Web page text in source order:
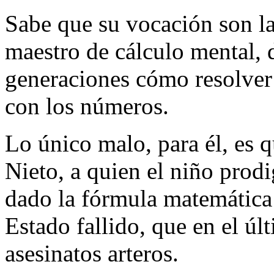
Sabe que su vocación son
maestro de cálculo mental,
generaciones cómo
con los números.
Lo único malo, para él, es
Nieto, a quien el niño
dado la fórmula
Estado fallido, que en el
asesinatos arteros.